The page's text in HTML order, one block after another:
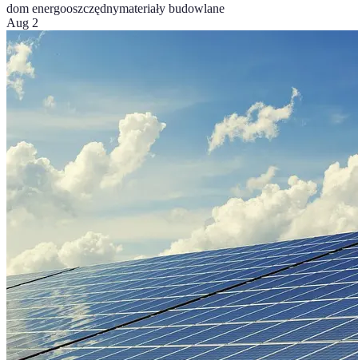
dom energooszczędnymateriały budowlane
Aug 2